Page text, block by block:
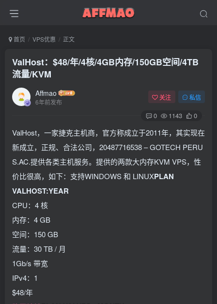
首页 VPS优惠 正文
ValHost：$48/年/4核/4GB内存/150GB空间/4TB
流量/KVM
Affmao
6年前发布
关注 私信
0 1143 0
ValHost，一家捷克主机商，官方称成立于2011年，其实现在
新成立，正规、合法公司，20487716538 – GOTECH PERU
S.AC.提供各类主机服务。提供的两款大内存KVM VPS，性
价比很高，如下：支持WINDOWS 和 LINUXPLAN
VALHOST:YEAR
CPU：4 核
内存：4 GB
空间：150 GB
流量：30 TB / 月
1Gb/s 带宽
IPv4：1
$48/年